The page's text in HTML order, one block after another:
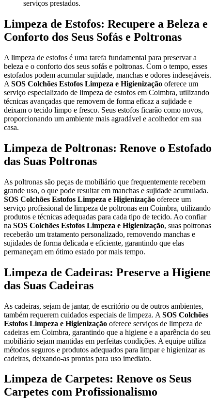
serviços prestados.
Limpeza de Estofos: Recupere a Beleza e
Conforto dos Seus Sofás e Poltronas
A limpeza de estofos é uma tarefa fundamental para preservar a
beleza e o conforto dos seus sofás e poltronas. Com o tempo, esses
estofados podem acumular sujidade, manchas e odores indesejáveis.
A SOS Colchões Estofos Limpeza e Higienização oferece um
serviço especializado de limpeza de estofos em Coimbra, utilizando
técnicas avançadas que removem de forma eficaz a sujidade e
deixam o tecido limpo e fresco. Seus estofos ficarão como novos,
proporcionando um ambiente mais agradável e acolhedor em sua
casa.
Limpeza de Poltronas: Renove o Estofado
das Suas Poltronas
As poltronas são peças de mobiliário que frequentemente recebem
grande uso, o que pode resultar em manchas e sujidade acumulada.
SOS Colchões Estofos Limpeza e Higienização oferece um
serviço profissional de limpeza de poltronas em Coimbra, utilizando
produtos e técnicas adequadas para cada tipo de tecido. Ao confiar
na SOS Colchões Estofos Limpeza e Higienização, suas poltronas
receberão um tratamento personalizado, removendo manchas e
sujidades de forma delicada e eficiente, garantindo que elas
permaneçam em ótimo estado por mais tempo.
Limpeza de Cadeiras: Preserve a Higiene
das Suas Cadeiras
As cadeiras, sejam de jantar, de escritório ou de outros ambientes,
também requerem cuidados especiais de limpeza. A SOS Colchões
Estofos Limpeza e Higienização oferece serviços de limpeza de
cadeiras em Coimbra, garantindo que a higiene e a aparência do seu
mobiliário sejam mantidas em perfeitas condições. A equipe utiliza
métodos seguros e produtos adequados para limpar e higienizar as
cadeiras, deixando-as prontas para uso imediato.
Limpeza de Carpetes: Renove os Seus
Carpetes com Profissionalismo